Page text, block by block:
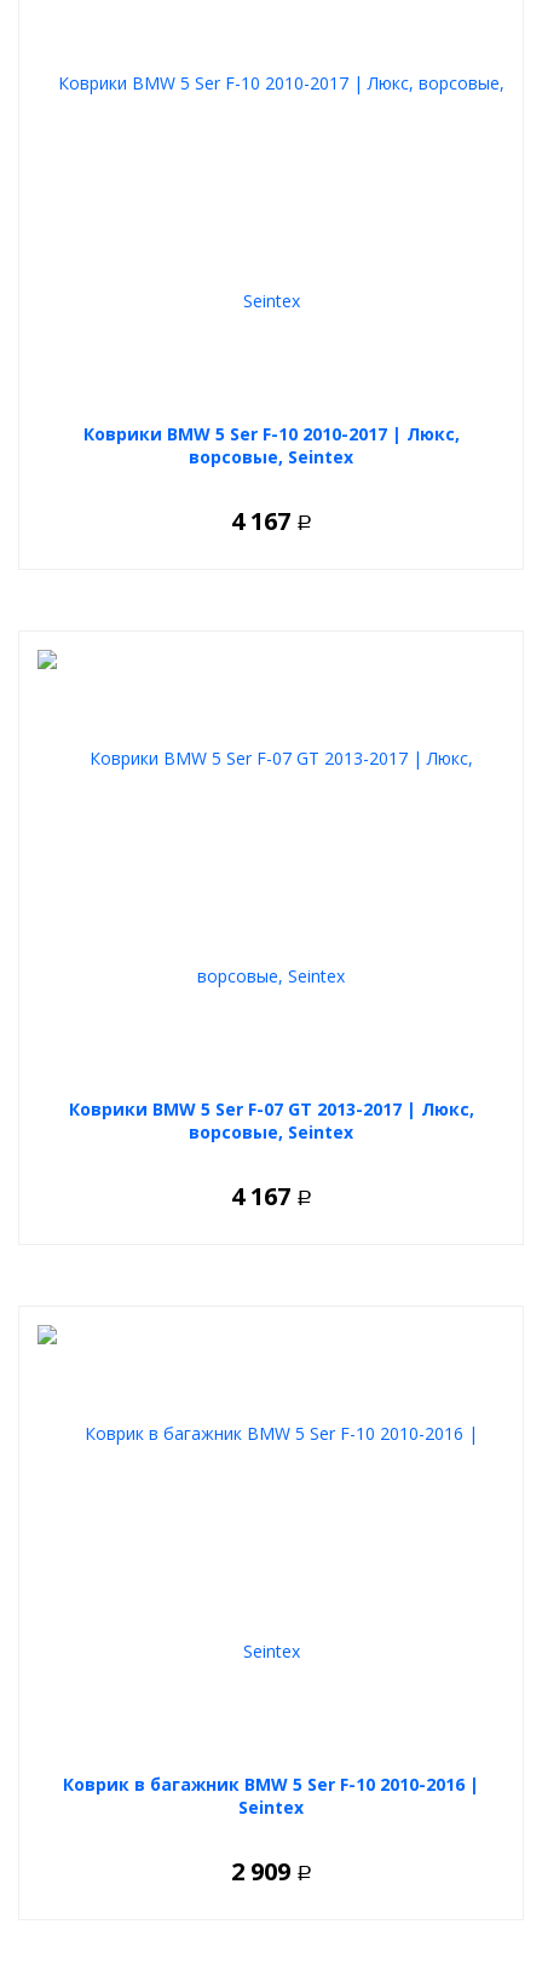
Коврики BMW 5 Ser F-10 2010-2017 | Люкс,
ворсовые, Seintex
4 167 Р
Коврики BMW 5 Ser F-07 GT 2013-2017 | Люкс,
ворсовые, Seintex
4 167 Р
Коврик в багажник BMW 5 Ser F-10 2010-2016 |
Seintex
2 909 Р